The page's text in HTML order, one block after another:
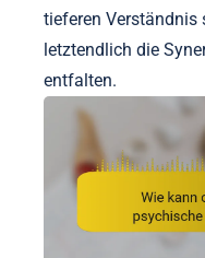
tieferen Verständnis
letztendlich die
entfalten.